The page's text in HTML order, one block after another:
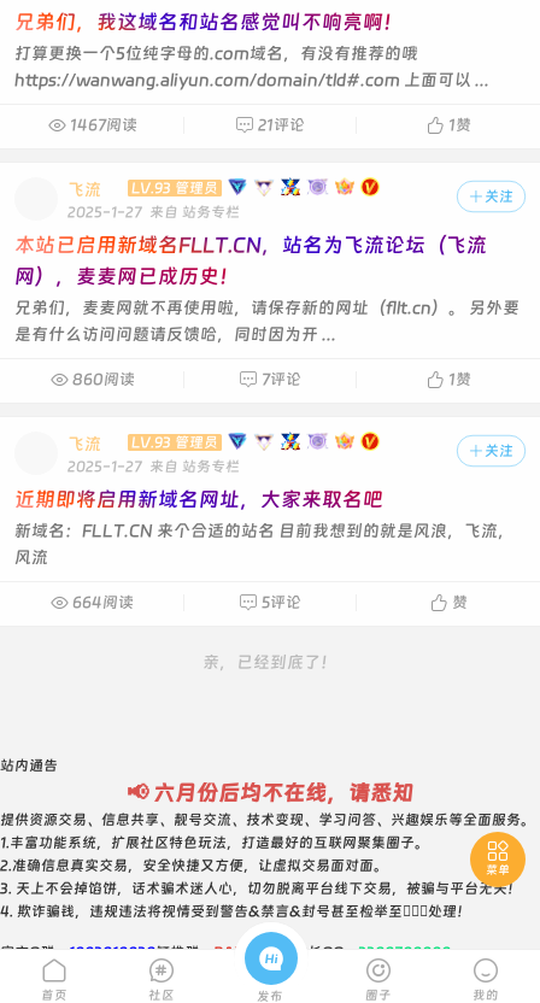
兄弟们，我这域名和站名感觉叫不响亮啊！
打算更换一个5位纯字母的.com域名，有没有推荐的哦
https://wanwang.aliyun.com/domain/tld#.com 上面可以 ...
 1467阅读  21评论  1赞
 关注
飞流
LV.93 管理员
2025-1-27 来自 站务专栏
本站已启用新域名FLLT.CN，站名为飞流论坛（飞流
网），麦麦网已成历史！
兄弟们，麦麦网就不再使用啦，请保存新的网址（fllt.cn）。 另外要
是有什么访问问题请反馈哈，同时因为开 ...
 860阅读  7评论  1赞
 关注
飞流
LV.93 管理员
2025-1-27 来自 站务专栏
近期即将启用新域名网址，大家来取名吧
新域名：FLLT.CN 来个合适的站名 目前我想到的就是风浪，飞流，
风流
 664阅读  5评论  赞
亲，已经到底了！

菜单

首页

社区

发布

圈子

我的
站内通告
📢 六月份后均不在线，请悉知
提供资源交易、信息共享、靓号交流、技术变现、学习问答、兴趣娱乐等全面服务。
1.丰富功能系统，扩展社区特色玩法，打造最好的互联网聚集圈子。
2.准确信息真实交易，安全快捷又方便，让虚拟交易面对面。
3. 天上不会掉馅饼，话术骗术迷人心，切勿脱离平台线下交易，被骗与平台无关！
4. 欺诈骗钱，违规违法将视情受到警告&禁言&封号甚至检举至👮🏻‍♀️处理！
官方Q群： 1003810038钉推群： BAYR2383 站长QQ： 3388700000
我知道啦